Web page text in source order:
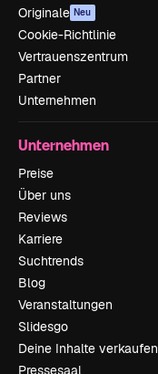
Originale Neu
Cookie-Richtlinie
Vertrauenszentrum
Partner
Unternehmen
Unternehmen
Preise
Über uns
Reviews
Karriere
Suchtrends
Blog
Veranstaltungen
Slidesgo
Deine Inhalte verkaufen
Pressesaal